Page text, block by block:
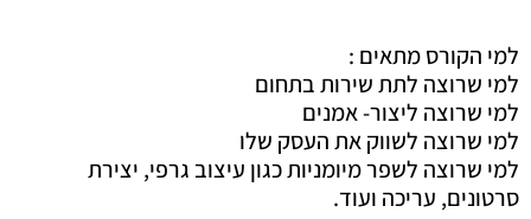
למי הקורס מתאים :
למי שרוצה לתת שירות בתחום
למי שרוצה ליצור- אמנים
למי שרוצה לשווק את העסק שלו
למי שרוצה לשפר מיומניות כגון עיצוב גרפי, יצירת
סרטונים, עריכה ועוד.